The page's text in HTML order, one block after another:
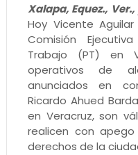
Xalapa, Equez., Ver.,
Hoy Vicente
Comisión
Trabajo (PT) en
operativos de
anunciados en
Ricardo Ahued
en Veracruz, son
realicen con
derechos de la